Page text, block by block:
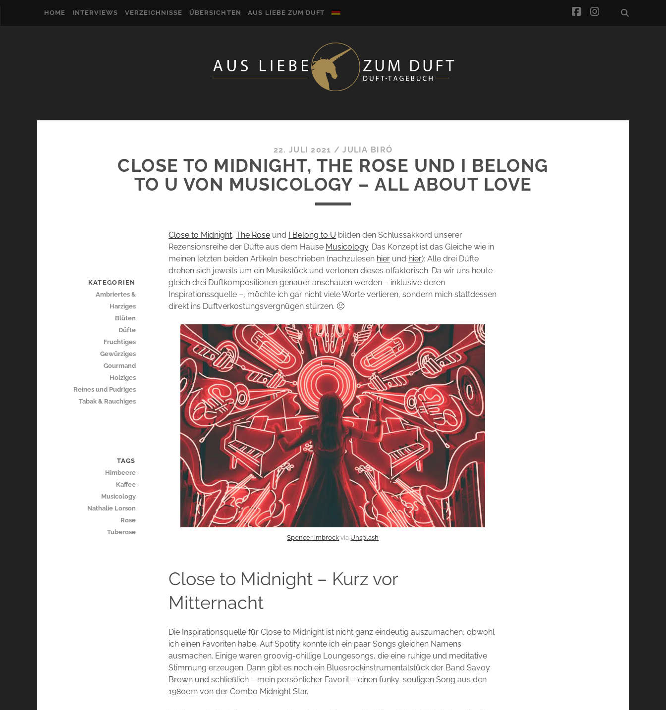
HOME INTERVIEWS VERZEICHNISSE ÜBERSICHTEN AUS LIEBE ZUM DUFT facebook
instagram
22. JULI 2021 /JULIA BIRÓ
CLOSE TO MIDNIGHT, THE ROSE UND I BELONG
TO U VON MUSICOLOGY – ALL ABOUT LOVE
Close to Midnight,The Rose und I Belong to U bilden den Schlussakkord unserer
Rezensionsreihe der Düfte aus dem Hause Musicology. Das Konzept ist das Gleiche wie in
meinen letzten beiden Artikeln beschrieben (nachzulesen hier und hier): Alle drei Düfte
drehen sich jeweils um ein Musikstück und vertonen dieses olfaktorisch. Da wir uns heute
gleich drei Duftkompositionen genauer anschauen werden – inklusive deren
Inspirationssquelle –, möchte ich gar nicht viele Worte verlieren, sondern mich stattdessen
direkt ins Duftverkostungsvergnügen stürzen. 🙂
Spencer Imbrock via Unsplash
Close to Midnight – Kurz vor
Mitternacht
Die Inspirationsquelle für Close to Midnight ist nicht ganz eindeutig auszumachen, obwohl
ich einen Favoriten habe. Auf Spotify konnte ich ein paar Songs gleichen Namens
ausmachen. Einige waren groovig-chillige Loungesongs, die eine ruhige und meditative
Stimmung erzeugen. Dann gibt es noch ein Bluesrockinstrumentalstück der Band Savoy
Brown und schließlich – mein persönlicher Favorit – einen funky-souligen Song aus den
1980ern von der Combo Midnight Star.
KATEGORIEN
Ambriertes &
Harziges
Blüten
Düfte
Fruchtiges
Gewürziges
Gourmand
Holziges
Reines und Pudriges
Tabak & Rauchiges
TAGS
Himbeere
Kaffee
Musicology
Nathalie Lorson
Rose
Tuberose